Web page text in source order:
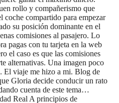
rollo y compañerismo que
compartido para empezar
su posición dominante en el
comisiones al pasajero. Lo
pagas con tu tarjeta en la web
el caso es que las comisiones
alternativas. Una imagen poco
El viaje me hizo a mi. Blog de
Gloria decide conducir un rato
cuenta de este tema…
Real A principios de